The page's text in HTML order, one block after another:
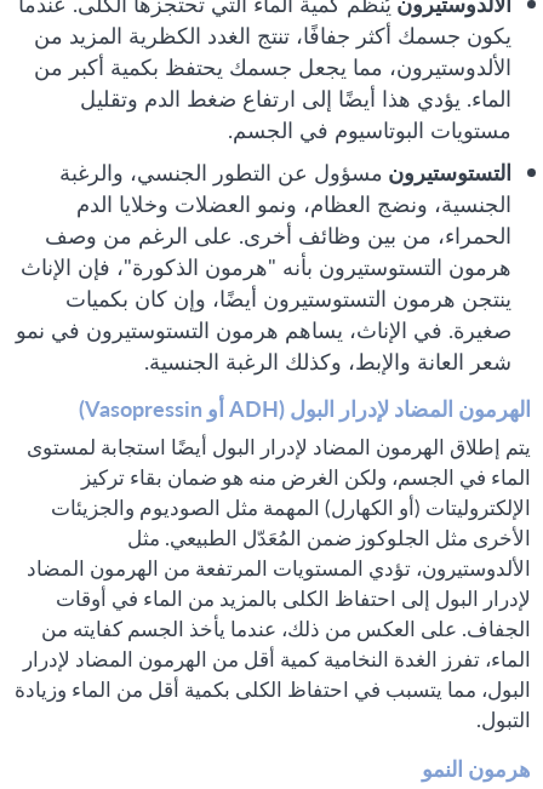
يكون جسمك أكثر جفافًا، تنتج الغدد الكظرية المزيد من
الألدوستيرون، مما يجعل جسمك يحتفظ بكمية أكبر من
الماء. يؤدي هذا أيضًا إلى ارتفاع ضغط الدم وتقليل
مستويات البوتاسيوم في الجسم.
التستوستيرون مسؤول عن التطور الجنسي، والرغبة
الجنسية، ونضج العظام، ونمو العضلات وخلايا الدم
الحمراء، من بين وظائف أخرى. على الرغم من وصف
هرمون التستوستيرون بأنه "هرمون الذكورة"، فإن الإناث
ينتجن هرمون التستوستيرون أيضًا، وإن كان بكميات
صغيرة. في الإناث، يساهم هرمون التستوستيرون في نمو
شعر العانة والإبط، وكذلك الرغبة الجنسية.
الهرمون المضاد لإدرار البول (ADH أو Vasopressin)
يتم إطلاق الهرمون المضاد لإدرار البول أيضًا استجابة لمستوى
الماء في الجسم، ولكن الغرض منه هو ضمان بقاء تركيز
الإلكتروليتات (أو الكهارل) المهمة مثل الصوديوم والجزيئات
الأخرى مثل الجلوكوز ضمن المُعَدّل الطبيعي. مثل
الألدوستيرون، تؤدي المستويات المرتفعة من الهرمون المضاد
لإدرار البول إلى احتفاظ الكلى بالمزيد من الماء في أوقات
الجفاف. على العكس من ذلك، عندما يأخذ الجسم كفايته من
الماء، تفرز الغدة النخامية كمية أقل من الهرمون المضاد لإدرار
البول، مما يتسبب في احتفاظ الكلى بكمية أقل من الماء وزيادة
التبول.
هرمون النمو